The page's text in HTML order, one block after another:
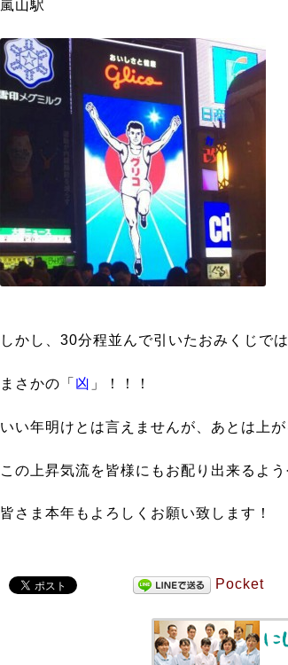
嵐山駅
しかし、30分程並んで引いたおみくじでは
まさかの「 凶 」！！！
いい年明けとは言えませんが、あとは上が
この上昇気流を皆様にもお配り出来るよ
皆さま本年もよろしくお願い致します！
Pocket